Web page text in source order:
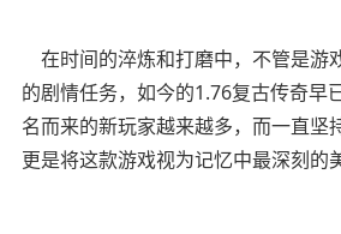
在时间的淬炼和打磨中，不管是游
的剧情任务，如今的1.76复古传奇早
名而来的新玩家越来越多，而一直坚
更是将这款游戏视为记忆中最深刻的